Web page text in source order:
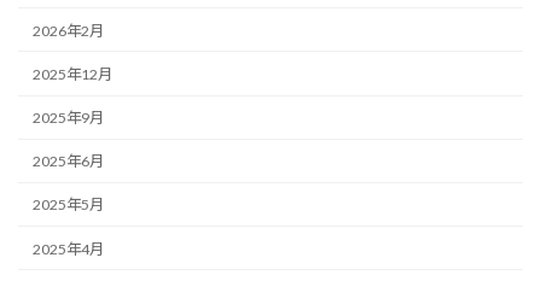
2026年2月
2025年12月
2025年9月
2025年6月
2025年5月
2025年4月